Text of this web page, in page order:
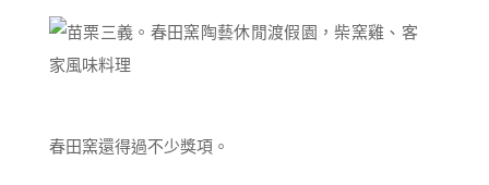
春田窯還得過不少獎項。